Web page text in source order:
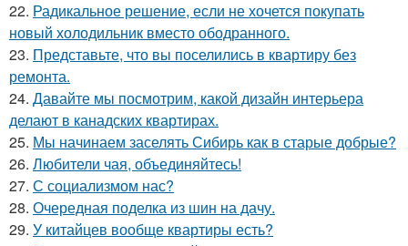
22. Радикальное решение, если не хочется покупать
новый холодильник вместо ободранного.
23. Представьте, что вы поселились в квартиру без
ремонта.
24. Давайте мы посмотрим, какой дизайн интерьера
делают в канадских квартирах.
25. Мы начинаем заселять Сибирь как в старые добрые?
26. Любители чая, объединяйтесь!
27. С социализмом нас?
28. Очередная поделка из шин на дачу.
29. У китайцев вообще квартиры есть?